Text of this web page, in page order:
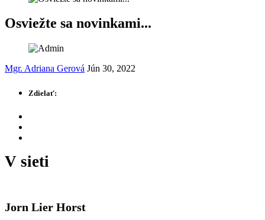
Osviežte sa novinkami...
Mgr. Adriana Gerová Jún 30, 2022
Zdielať:
V sieti
Jorn Lier Horst